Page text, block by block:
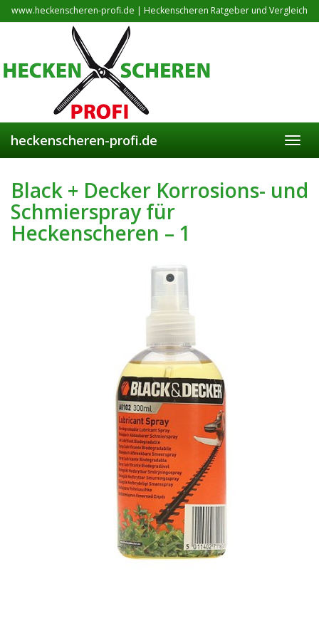
Skip
to
www.heckenscheren-profi.de | Heckenscheren Ratgeber und Vergleich
heckenscheren-profi.de
Black + Decker Korrosions- und
Schmierspray für
Heckenscheren – 1